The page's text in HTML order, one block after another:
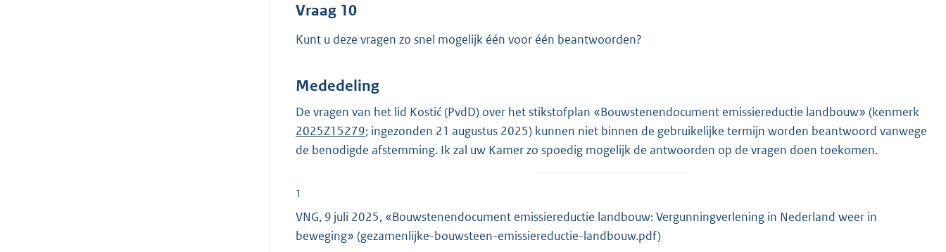
Vraag 10
Kunt u deze vragen zo snel mogelijk één voor één beantwoorden?
Mededeling
De vragen van het lid Kostić (PvdD) over het stikstofplan «Bouwstenendocument emissiereductie landbouw» (kenmerk
2025Z15279; ingezonden 21 augustus 2025) kunnen niet binnen de gebruikelijke termijn worden beantwoord vanwege
de benodigde afstemming. Ik zal uw Kamer zo spoedig mogelijk de antwoorden op de vragen doen toekomen.
1
VNG, 9 juli 2025, «Bouwstenendocument emissiereductie landbouw: Vergunningverlening in Nederland weer in
beweging» (gezamenlijke-bouwsteen-emissiereductie-landbouw.pdf)